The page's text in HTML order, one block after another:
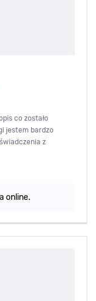
co zostało
jestem bardzo
z
online.